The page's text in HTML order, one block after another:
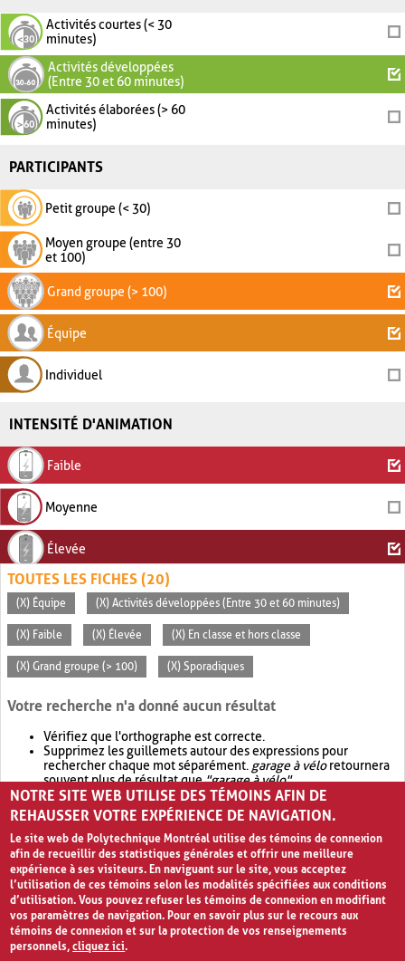
Activités courtes (< 30
minutes)
Activités développées
(Entre 30 et 60 minutes)
Activités élaborées (> 60
minutes)
PARTICIPANTS
Petit groupe (< 30)
Moyen groupe (entre 30
et 100)
Grand groupe (> 100)
Équipe
Individuel
INTENSITÉ D'ANIMATION
Faible
Moyenne
Élevée
TOUTES LES FICHES (20)
(X) Équipe (X) Activités développées (Entre 30 et 60 minutes)
(X) Faible (X) Élevée (X) En classe et hors classe
(X) Grand groupe (> 100) (X) Sporadiques
Votre recherche n'a donné aucun résultat
Vérifiez que l'orthographe est correcte.
Supprimez les guillemets autour des expressions pour
rechercher chaque mot séparément. garage à véloretournera
souvent plus de résultat que"garage à vélo".
Envisagez d'élargir votre recherche avec OR.garage OR vélo
retournera souvent plus de résultat quegarage à vélo
NOTRE SITE WEB UTILISE DES TÉMOINS AFIN DE
REHAUSSER VOTRE EXPÉRIENCE DE NAVIGATION.
Le site web de Polytechnique Montréal utilise des témoins de connexion
afin de recueillir des statistiques générales et offrir une meilleure
expérience à ses visiteurs. En naviguant sur le site, vous acceptez
l’utilisation de ces témoins selon les modalités spécifiées aux conditions
d’utilisation. Vous pouvez refuser les témoins de connexion en modifiant
vos paramètres de navigation. Pour en savoir plus sur le recours aux
témoins de connexion et sur la protection de vos renseignements
personnels,cliquez ici.